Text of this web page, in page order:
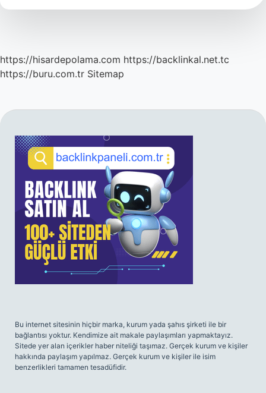
Çekilir
https://hisardepolama.com https://backlinkal.net.tc
https://buru.com.tr Sitemap
SIDEBAR
Bu internet sitesinin hiçbir marka, kurum yada şahıs şirketi ile bir
bağlantısı yoktur. Kendimize ait makale paylaşımları yapmaktayız.
Sitede yer alan içerikler haber niteliği taşımaz. Gerçek kurum ve kişiler
hakkında paylaşım yapılmaz. Gerçek kurum ve kişiler ile isim
benzerlikleri tamamen tesadüfidir.